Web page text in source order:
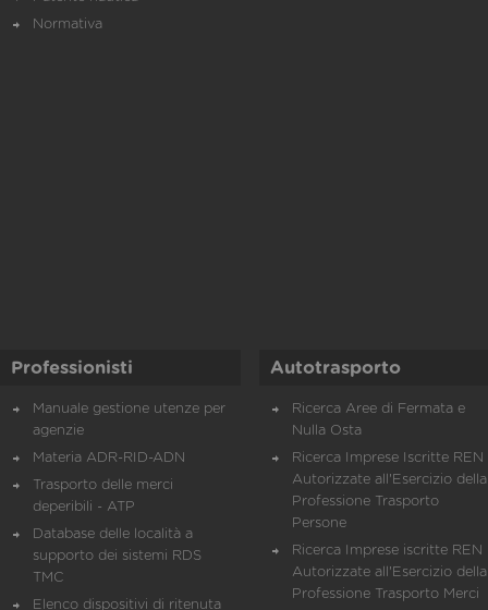
Normativa
Professionisti
Manuale gestione utenze per
agenzie
Materia ADR-RID-ADN
Trasporto delle merci
deperibili - ATP
Database delle località a
supporto dei sistemi RDS
TMC
Elenco dispositivi di ritenuta
Autotrasporto
Ricerca Aree di Fermata e
Nulla Osta
Ricerca Imprese Iscritte REN
Autorizzate all'Esercizio della
Professione Trasporto
Persone
Ricerca Imprese iscritte REN
Autorizzate all'Esercizio della
Professione Trasporto Merci